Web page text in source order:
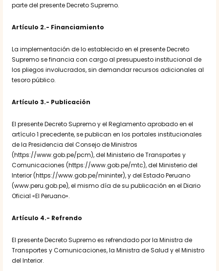
parte del presente Decreto Supremo.
Artículo 2.- Financiamiento
La implementación de lo establecido en el presente Decreto
Supremo se financia con cargo al presupuesto institucional de
los pliegos involucrados, sin demandar recursos adicionales al
tesoro público.
Artículo 3.- Publicación
El presente Decreto Supremo y el Reglamento aprobado en el
artículo 1 precedente, se publican en los portales institucionales
de la Presidencia del Consejo de Ministros
(https://www.gob.pe/pcm), del Ministerio de Transportes y
Comunicaciones (https://www.gob.pe/mtc), del Ministerio del
Interior (https://www.gob.pe/mininter), y del Estado Peruano
(www.peru.gob.pe), el mismo día de su publicación en el Diario
Oficial «El Peruano».
Artículo 4.- Refrendo
El presente Decreto Supremo es refrendado por la Ministra de
Transportes y Comunicaciones, la Ministra de Salud y el Ministro
del Interior.